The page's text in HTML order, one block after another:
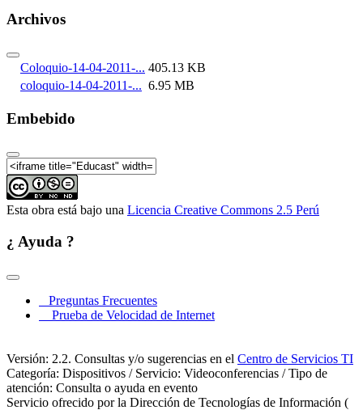
Archivos
Coloquio-14-04-2011-... 405.13 KB
coloquio-14-04-2011-... 6.95 MB
Embebido
Esta obra está bajo una Licencia Creative Commons 2.5 Perú
¿ Ayuda ?
Preguntas Frecuentes
Prueba de Velocidad de Internet
Versión: 2.2. Consultas y/o sugerencias en el Centro de Servicios TI
Categoría: Dispositivos / Servicio: Videoconferencias / Tipo de
atención: Consulta o ayuda en evento
Servicio ofrecido por la Dirección de Tecnologías de Información (